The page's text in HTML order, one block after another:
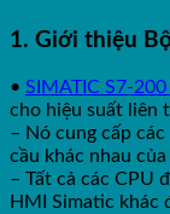
1. Giới thiệu
• SIMATIC S7-200
cho hiệu suất liên
– Nó cung cấp
cầu khác nhau
– Tất cả các CPU
HMI Simatic khác